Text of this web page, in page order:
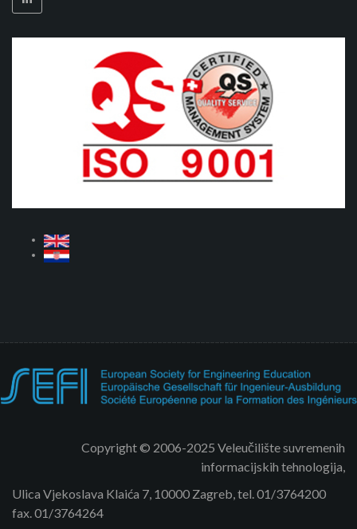
Copyright © 2006-2025 Veleučilište suvremenih
informacijskih tehnologija,
Ulica Vjekoslava Klaića 7, 10000 Zagreb, tel. 01/3764200
fax. 01/3764264